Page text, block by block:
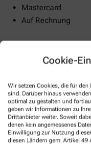
Cookie-
Wir setzen Cookies, die für
sind. Darüber hinaus
optimal zu gestalten und
geben wir Informationen zu
Drittanbieter weiter. Soweit
denen kein angemessenes
Einwilligung zur Nutzung
diesen Ländern gem. Artikel 49
Mastercard
Auf Rechnung
Krankenpflege
Wundversorgung